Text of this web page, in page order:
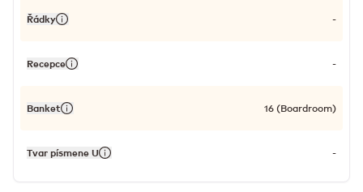
Řádky -
Recepce -
Banket 16 (Boardroom)
Tvar písmene U -